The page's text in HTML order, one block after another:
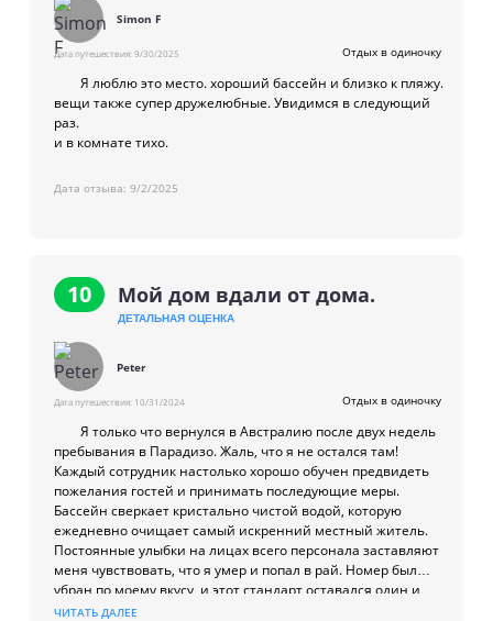
Simon F
Дата путешествия:9/30/2025 Отдых в одиночку
Я люблю это место. хороший бассейн и близко к пляжу.
вещи также супер дружелюбные. Увидимся в следующий
раз.
и в комнате тихо.
Дата отзыва: 9/2/2025
10 Мой дом вдали от дома.
ДЕТАЛЬНАЯ ОЦЕНКА
Peter
Дата путешествия: 10/31/2024 Отдых в одиночку
Я только что вернулся в Австралию после двух недель
пребывания в Парадизо. Жаль, что я не остался там!
Каждый сотрудник настолько хорошо обучен предвидеть
пожелания гостей и принимать последующие меры.
Бассейн сверкает кристально чистой водой, которую
ежедневно очищает самый искренний местный житель.
Постоянные улыбки на лицах всего персонала заставляют
меня чувствовать, что я умер и попал в рай. Номер был
убран по моему вкусу, и этот стандарт оставался один и
тот же день за днем. Браво! Есть бар, который расположен
ЧИТАТЬ ДАЛЕЕ